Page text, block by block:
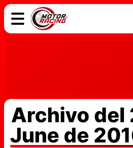
Archivo del
June de